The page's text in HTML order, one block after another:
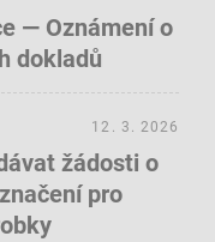
— Oznámení o
dokladů
žádosti o
pro
12. 3. 2026